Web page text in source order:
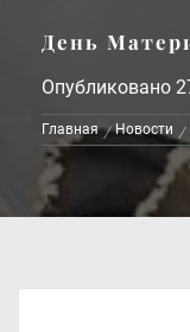
День
Опубликовано
Главная Новости